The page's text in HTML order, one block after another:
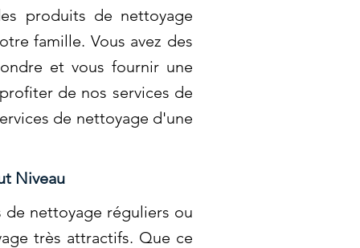
produits de nettoyage
famille. Vous avez des
et vous fournir une
de nos services de
de nettoyage d'une
Niveau
de nettoyage réguliers ou
très attractifs. Que ce